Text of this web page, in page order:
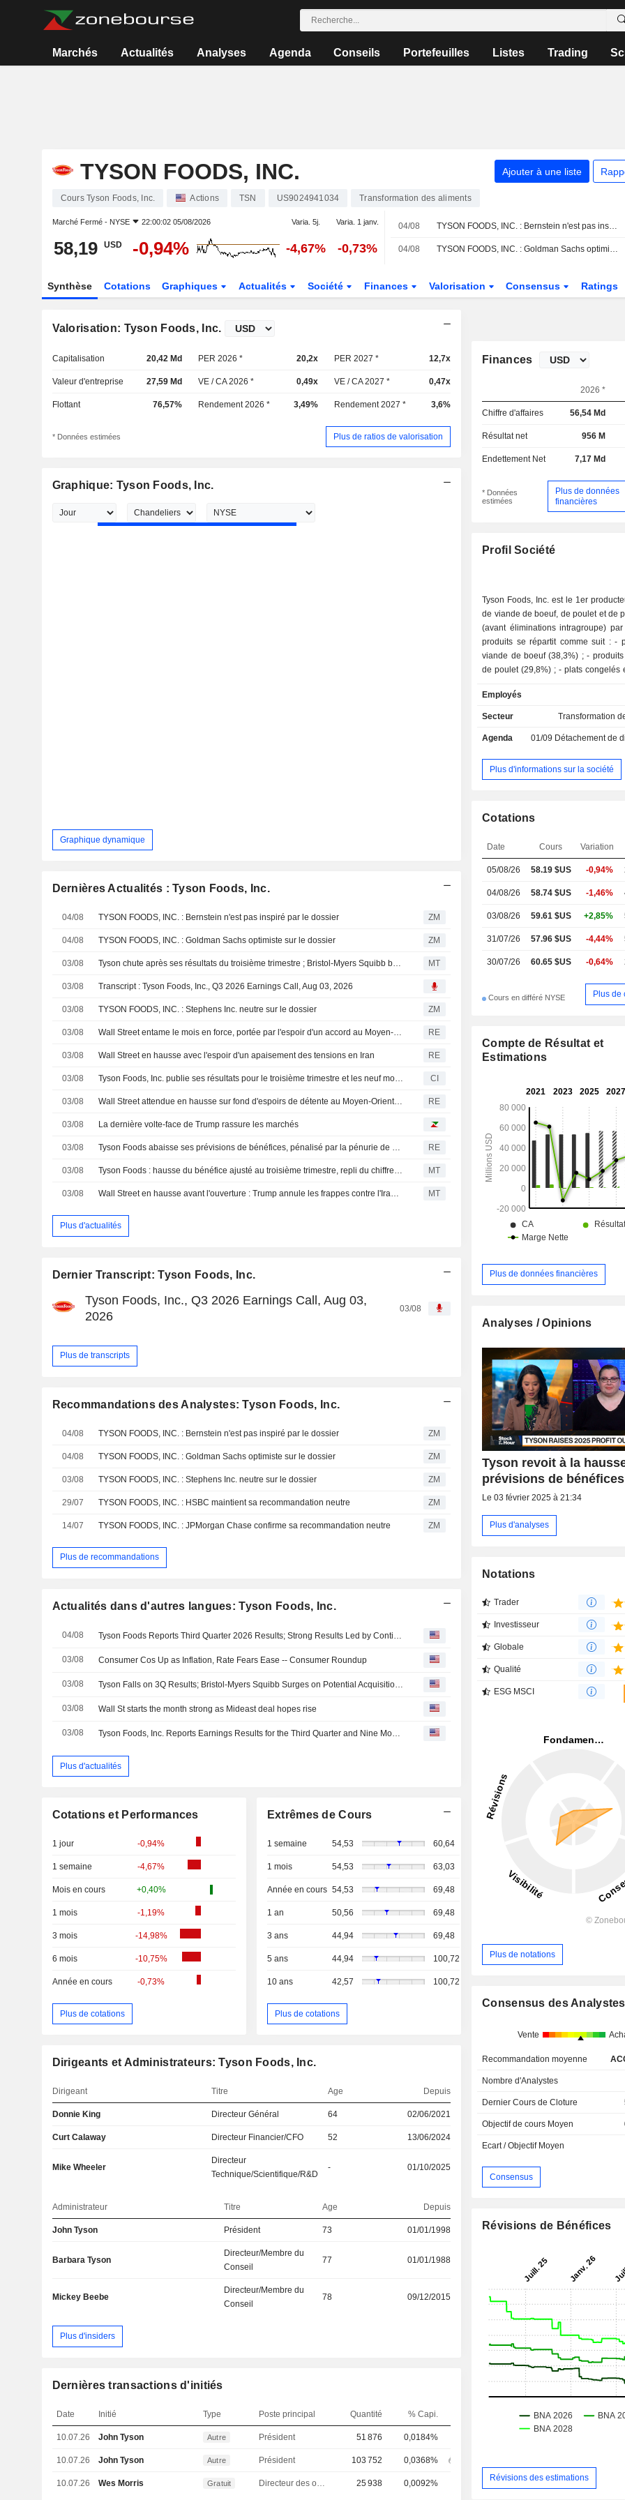
Marchés Actualités Analyses Agenda Conseils Portefeuilles Listes Trading
TYSON FOODS, INC. Ajouter à une liste
Cours Tyson Foods, Inc. Actions TSN US9024941034 Transformation des aliments
Marché Fermé - NYSE 22:00:02 05/08/2026 Varia. 5j. Varia. 1 janv.
58,19 USD -0,94% -4,67% -0,73%
04/08 TYSON FOODS, INC. : Bernstein n'est pas inspiré par le dossier
04/08 TYSON FOODS, INC. : Goldman Sachs optimiste sur le dossier
Synthèse Cotations Graphiques Actualités Société Finances Valorisation Consensus Ratings
Valorisation: Tyson Foods, Inc.
Capitalisation 20,42 Md PER 2026 * 20,2x PER 2027 * 12,7x
Valeur d'entreprise 27,59 Md VE / CA 2026 * 0,49x VE / CA 2027 * 0,47x
Flottant 76,57% Rendement 2026 * 3,49% Rendement 2027 * 3,6%
* Données estimées Plus de ratios de valorisation
Graphique: Tyson Foods, Inc.
Graphique dynamique
Dernières Actualités : Tyson Foods, Inc.
04/08 TYSON FOODS, INC. : Bernstein n'est pas inspiré par le dossier ZM
04/08 TYSON FOODS, INC. : Goldman Sachs optimiste sur le dossier ZM
03/08 Tyson chute après ses résultats du troisième trimestre ; Bristol-Myers Squibb bondit sur des rumeurs d'acquisition | Les mouvements de séance MT
03/08 Transcript : Tyson Foods, Inc., Q3 2026 Earnings Call, Aug 03, 2026
03/08 TYSON FOODS, INC. : Stephens Inc. neutre sur le dossier ZM
03/08 Wall Street entame le mois en force, portée par l'espoir d'un accord au Moyen-Orient RE
03/08 Wall Street en hausse avec l'espoir d'un apaisement des tensions en Iran RE
03/08 Tyson Foods, Inc. publie ses résultats pour le troisième trimestre et les neuf mois clos le 27 juin 2026 CI
03/08 Wall Street attendue en hausse sur fond d'espoirs de détente au Moyen-Orient ; la santé sous les projecteurs RE
03/08 La dernière volte-face de Trump rassure les marchés
03/08 Tyson Foods abaisse ses prévisions de bénéfices, pénalisé par la pénurie de bétail aux États-Unis RE
03/08 Tyson Foods : hausse du bénéfice ajusté au troisième trimestre, repli du chiffre d'affaires et recul du titre en avant-bourse MT
03/08 Wall Street en hausse avant l'ouverture : Trump annule les frappes contre l'Iran ; le marché de l'emploi et les résultats d'entreprises en ligne de mire MT
Plus d'actualités
Dernier Transcript: Tyson Foods, Inc.
Tyson Foods, Inc., Q3 2026 Earnings Call, Aug 03,
2026
03/08
Plus de transcripts
Recommandations des Analystes: Tyson Foods, Inc.
04/08 TYSON FOODS, INC. : Bernstein n'est pas inspiré par le dossier ZM
04/08 TYSON FOODS, INC. : Goldman Sachs optimiste sur le dossier ZM
03/08 TYSON FOODS, INC. : Stephens Inc. neutre sur le dossier ZM
29/07 TYSON FOODS, INC. : HSBC maintient sa recommandation neutre ZM
14/07 TYSON FOODS, INC. : JPMorgan Chase confirme sa recommandation neutre ZM
Plus de recommandations
Actualités dans d'autres langues: Tyson Foods, Inc.
04/08 Tyson Foods Reports Third Quarter 2026 Results; Strong Results Led by Continued Strength in Chicken and Prepared Foods
03/08 Consumer Cos Up as Inflation, Rate Fears Ease -- Consumer Roundup
03/08 Tyson Falls on 3Q Results; Bristol-Myers Squibb Surges on Potential Acquisition | Stock Movers
03/08 Wall St starts the month strong as Mideast deal hopes rise
03/08 Tyson Foods, Inc. Reports Earnings Results for the Third Quarter and Nine Months Ended June 27, 2026
Plus d'actualités
Cotations et Performances
1 jour -0,94%
1 semaine -4,67%
Mois en cours +0,40%
1 mois -1,19%
3 mois -14,98%
6 mois -10,75%
Année en cours -0,73%
Plus de cotations
Extrêmes de Cours
1 semaine 54,53 60,64
1 mois 54,53 63,03
Année en cours 54,53 69,48
1 an 50,56 69,48
3 ans 44,94 69,48
5 ans 44,94 100,72
10 ans 42,57 100,72
Plus de cotations
Dirigeants et Administrateurs: Tyson Foods, Inc.
Dirigeant Titre Age Depuis
Donnie King Directeur Général 64 02/06/2021
Curt Calaway Directeur Financier/CFO 52 13/06/2024
Mike Wheeler
Directeur
Technique/Scientifique/R&D
- 01/10/2025
Administrateur Titre Age Depuis
John Tyson Président 73 01/01/1998
Barbara Tyson
Directeur/Membre du
Conseil
77 01/01/1988
Mickey Beebe
Directeur/Membre du
Conseil
78 09/12/2015
Plus d'insiders
Dernières transactions d'initiés
Date Initié Type Poste principal Quantité % Capi.
10.07.26 John Tyson Autre Président 51 876 0,0184%
10.07.26 John Tyson Autre Président 103 752 0,0368%
10.07.26 Wes Morris Gratuit 25 938 0,0092%
Finances
2026 *
Chiffre d'affaires 56,54 Md
Résultat net 956 M
Endettement Net 7,17 Md
* Données
estimées
Plus de données
financières
Profil Société
Tyson Foods, Inc. est le 1er
de viande de boeuf, de poulet et de
(avant éliminations intragroupe)
produits se répartit comme suit : - produits de
viande de boeuf (38,3%) ; - produits de viande
de poulet (29,8%) ; - plats congelés et surgelés
pizzas, tortillas de maïs, sauces, etc. ; - produits
de viande de porc (10,2%). Le solde du CA
réalisées à l'international. La commercialisation
alimentaires, des magasins libres
restaurants, des hôtels, des
Employés
Secteur Transformation
Agenda 01/09 Détachement de
Plus d'informations sur la société
Cotations
Date Cours Variation
05/08/26 58.19 $US -0,94%
04/08/26 58.74 $US -1,46%
03/08/26 59.61 $US +2,85%
31/07/26 57.96 $US -4,44%
30/07/26 60.65 $US -0,64%
Cours en différé NYSE Plus de
Compte de Résultat et
Estimations
Plus de données financières
Analyses / Opinions
Tyson revoit à la
prévisions de bénéfices
Le 03 février 2025 à 21:34
Plus d'analyses
Notations
Trader
Investisseur
Globale
Qualité
ESG MSCI
Plus de notations
Consensus des Analystes
Vente
Recommandation moyenne
Nombre d'Analystes
Dernier Cours de Cloture
Objectif de cours Moyen
Ecart / Objectif Moyen
Consensus
Révisions de Bénéfices
Révisions des estimations